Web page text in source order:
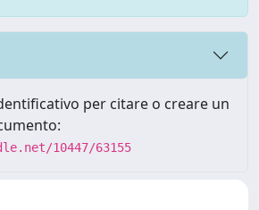
per citare o creare un
10447/63155